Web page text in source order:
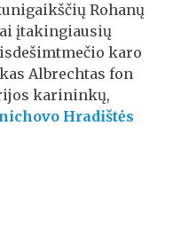
Rohanų
įtakingiausių
karo
Albrechtas fon
karininkų,
Hradištės